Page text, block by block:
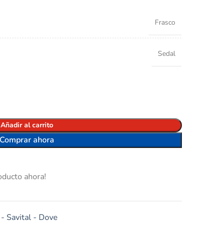
Frasco
Sedal
Añadir al carrito
Comprar ahora
ahora!
Savital - Dove